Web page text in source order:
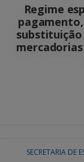
Regime
SECRETARIA DE